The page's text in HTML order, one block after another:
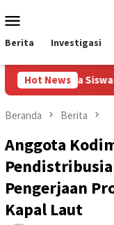
ke
kontenMobile
Berita Investigasi
Hot News
Siswa Sekolah
Beranda Berita
Anggota
Pengerjaan
Kapal Laut